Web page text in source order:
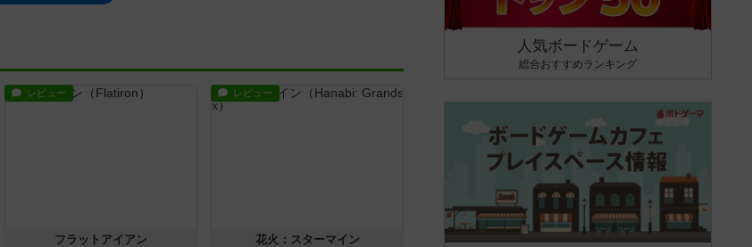
レビュー
フラットアイアン
レビュー
花火：スターマイン
人気ボードゲーム
総合おすすめランキング